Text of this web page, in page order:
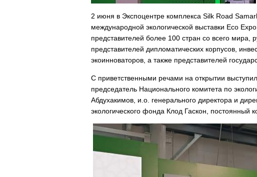
2 июня в Экспоцентре комплекса Silk Road
международной экологической выставки Eco
представителей более 100 стран со всего мира,
представителей дипломатических корпусов,
экоинноваторов, а также представителей
С приветственными речами на открытии
председатель Национального комитета по
Абдухакимов, и.о. генерального директора и
экологического фонда Клод Гаскон,